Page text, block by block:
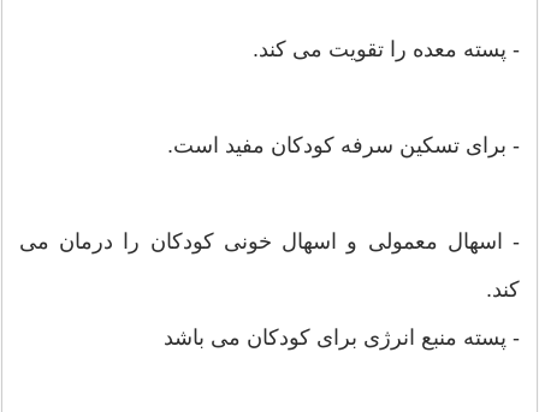
- پسته معده را تقویت می کند.
- برای تسکین سرفه کودکان مفید است.
- اسهال معمولی و اسهال خونی کودکان را درمان می
کند.
- پسته منبع انرژی برای کودکان می باشد